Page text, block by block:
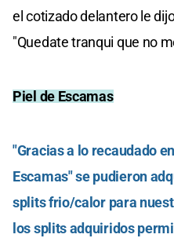
el cotizado delantero le
"Quedate tranqui que no
Piel de Escamas
"Gracias a lo recaudado
Escamas" se pudieron
splits frio/calor para
los splits adquiridos